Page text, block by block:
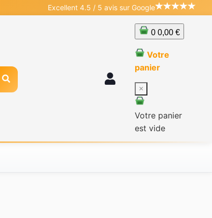
Excellent 4.5 / 5 avis sur Google
0 0,00 €
Votre
panier
×
Votre panier
est vide